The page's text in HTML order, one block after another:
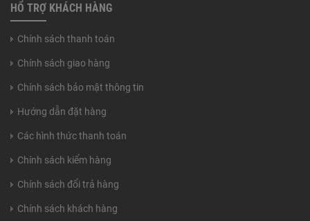
HỔ TRỢ KHÁCH HÀNG
Chính sách thanh toán
Chính sách giao hàng
Chính sách bảo mật thông tin
Hướng dẫn đặt hàng
Các hình thức thanh toán
Chính sách kiểm hàng
Chính sách đổi trả hàng
Chính sách khách hàng